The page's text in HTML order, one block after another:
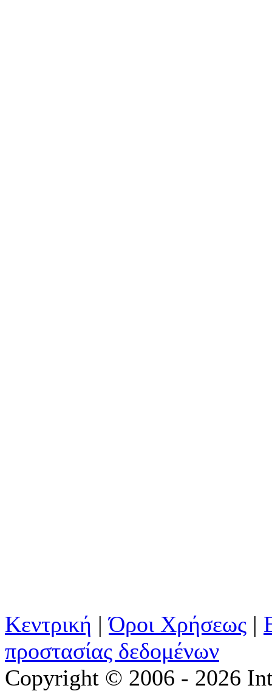
Κεντρική |Όροι Χρήσεως |
προστασίας δεδομένων
Copyright © 2006 - 2026